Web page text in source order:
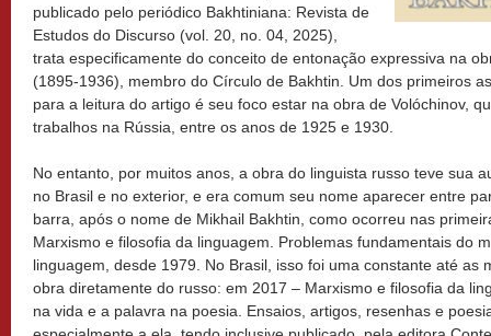
publicado pelo periódico Bakhtiniana: Revista de
Estudos do Discurso (vol. 20, no. 04, 2025),
trata especificamente do conceito de entonação expressiva na
(1895-1936), membro do Círculo de Bakhtin. Um dos primeiros
para a leitura do artigo é seu foco estar na obra de Volóchinov,
trabalhos na Rússia, entre os anos de 1925 e 1930.
No entanto, por muitos anos, a obra do linguista russo teve sua
no Brasil e no exterior, e era comum seu nome aparecer entre
barra, após o nome de Mikhail Bakhtin, como ocorreu nas
Marxismo e filosofia da linguagem. Problemas fundamentais do
linguagem, desde 1979. No Brasil, isso foi uma constante até as
obra diretamente do russo: em 2017 – Marxismo e filosofia da
na vida e a palavra na poesia. Ensaios, artigos, resenhas e